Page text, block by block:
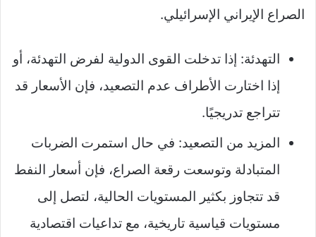
الصراع الإيراني الإسرائيلي.
التهدئة: إذا تدخلت القوى الدولية لفرض التهدئة، أو
إذا اختارت الأطراف عدم التصعيد، فإن الأسعار قد
تتراجع تدريجيًا.
المزيد من التصعيد: في حال استمرت الضربات
المتبادلة وتوسعت رقعة الصراع، فإن أسعار النفط
قد تتجاوز بكثير المستويات الحالية، لتصل إلى
مستويات قياسية تاريخية، مع تداعيات اقتصادية